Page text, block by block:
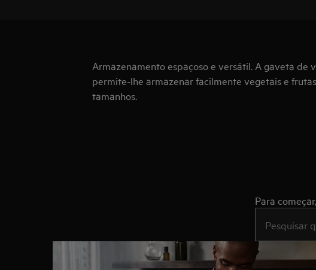
Armazenamento espaçoso e versátil. A gaveta de
permite-lhe armazenar facilmente vegetais e
tamanhos.
Para